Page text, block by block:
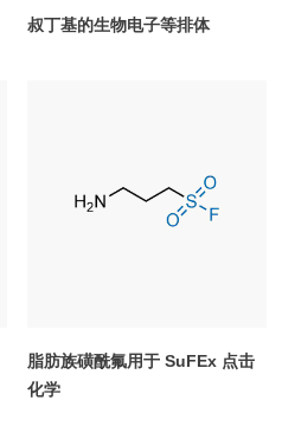
叔丁基的生物电子等排体
脂肪族磺酰氟用于 SuFEx 点击
化学